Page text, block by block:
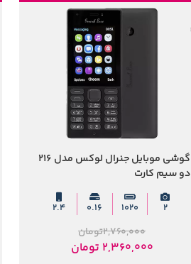
گوشی موبایل جنرال لوکس مدل 216
دو سیم کارت
2
1020
0.16
2.4
2,760,000تومان
2,360,000 تومان